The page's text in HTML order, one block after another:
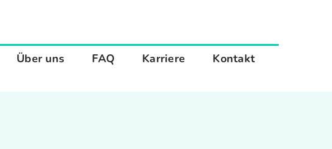
Über uns FAQ Karriere Kontakt